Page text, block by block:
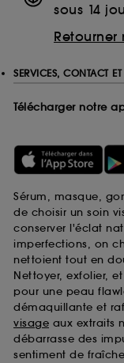
sous 14
SERVICES, CONTACT
Télécharger notre
Sérum, masque,
de choisir un soin
conserver l'éclat
imperfections, on
nettoient tout en
Nettoyer, exfolier,
pour une peau
démaquillante et
visage aux extraits
débarrasse des
sentiment de